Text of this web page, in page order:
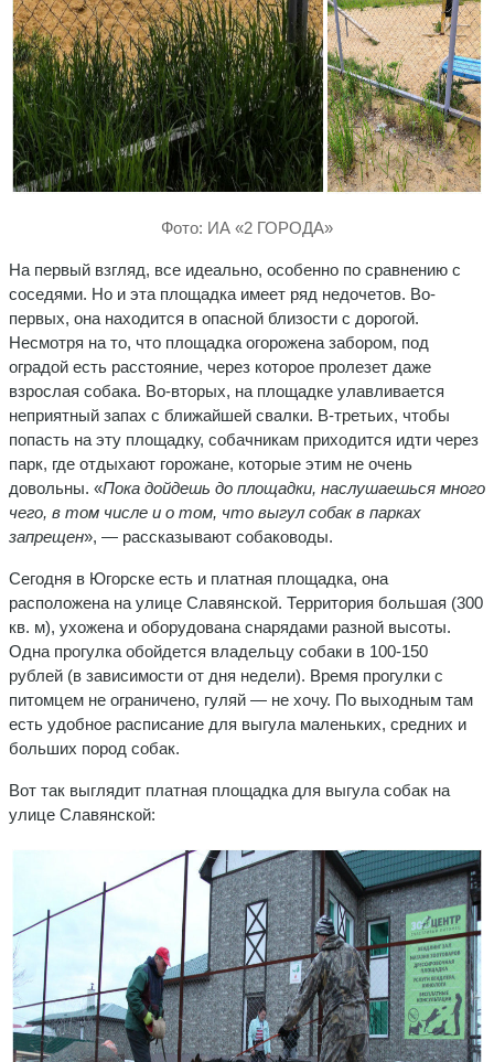
Фото: ИА «2 ГОРОДА»
На первый взгляд, все идеально, особенно по сравнению с
соседями. Но и эта площадка имеет ряд недочетов. Во-
первых, она находится в опасной близости с дорогой.
Несмотря на то, что площадка огорожена забором, под
оградой есть расстояние, через которое пролезет даже
взрослая собака. Во-вторых, на площадке улавливается
неприятный запах с ближайшей свалки. В-третьих, чтобы
попасть на эту площадку, собачникам приходится идти через
парк, где отдыхают горожане, которые этим не очень
довольны. «Пока дойдешь до площадки, наслушаешься много
чего, в том числе и о том, что выгул собак в парках
запрещен», — рассказывают собаководы.
Сегодня в Югорске есть и платная площадка, она
расположена на улице Славянской. Территория большая (300
кв. м), ухожена и оборудована снарядами разной высоты.
Одна прогулка обойдется владельцу собаки в 100-150
рублей (в зависимости от дня недели). Время прогулки с
питомцем не ограничено, гуляй — не хочу. По выходным там
есть удобное расписание для выгула маленьких, средних и
больших пород собак.
Вот так выглядит платная площадка для выгула собак на
улице Славянской: